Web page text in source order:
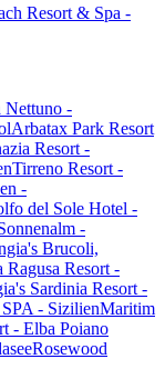
Resort & Spa -
Nettuno -
Arbatax Park Resort
Resort -
Tirreno Resort -
-
del Sole Hotel -
-
Brucoli,
Ragusa Resort -
Sardinia Resort -
- SizilienMaritim
- Elba Poiano
Rosewood